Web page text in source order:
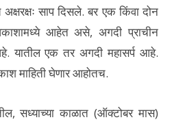
साप दिसले. बर एक किंवा दोन
आहेत असे, अगदी प्राचीन
यातील एक तर अगदी महासर्प आहे.
माहिती घेणार आहोतच.
सध्याच्या काळात (ऑक्टोबर मास)